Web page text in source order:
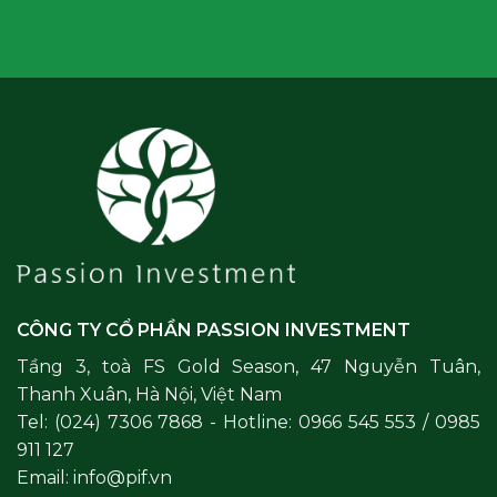
CÔNG TY CỔ PHẦN PASSION INVESTMENT
Tầng 3, toà FS Gold Season, 47 Nguyễn Tuân,
Thanh Xuân, Hà Nội, Việt Nam
Tel: (024) 7306 7868 - Hotline: 0966 545 553 / 0985
911 127
Email: info@pif.vn